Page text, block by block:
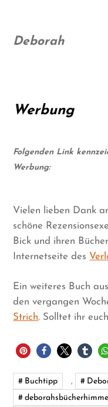
Deborah
Werbung
Folgenden Link
Werbung:
Vielen lieben Dank
schöne
Bick und ihren
Internetseite des
Ein weiteres Buch
den vergangen
Strich. Solltet ihr
Buchtipp ,
deborahsbücherhimmel